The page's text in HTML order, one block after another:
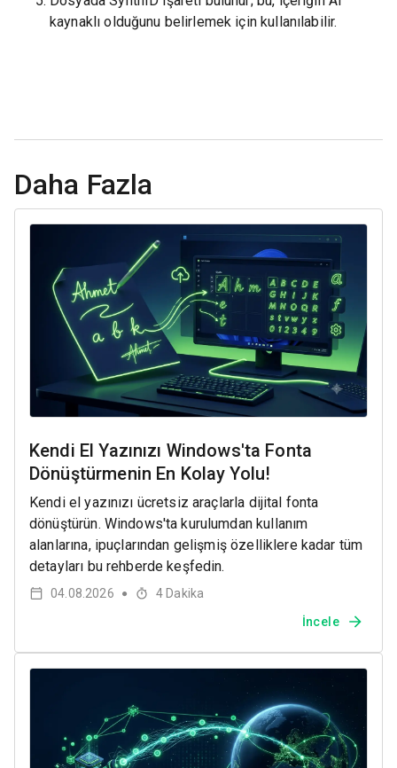
kaynaklı olduğunu belirlemek için kullanılabilir.
Daha Fazla
Kendi El Yazınızı Windows'ta Fonta
Dönüştürmenin En Kolay Yolu!
Kendi el yazınızı ücretsiz araçlarla dijital fonta
dönüştürün. Windows'ta kurulumdan kullanım
alanlarına, ipuçlarından gelişmiş özelliklere kadar tüm
detayları bu rehberde keşfedin.
04.08.2026 ● 4 Dakika
İncele